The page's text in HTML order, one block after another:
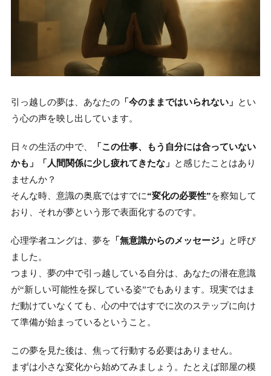
引っ越しの夢は、あなたの「今のままではいられない」
とい
う心の声を映し出しています。
日々の生活の中で、
「この仕事、もう自分には合っていない
かも」「人間関係に少し疲れてきたな」
と感じたことはあり
ませんか？
そんな時、意識の奥底ではすでに“変化の必要性”を察知して
おり、それが夢という形で表面化するのです。
心理学者ユングは、夢を 「無意識からのメッセージ」
と呼び
ました。
つまり、夢の中で引っ越している自分は、あなたの潜在意識
が“新しい可能性を探している姿”でもあります。現実ではま
だ動けていなくても、心の中ではすでに次のステップに向け
て準備が始まっているということ。
この夢を見た後は、焦って行動する必要はありません。
まずは小さな変化から始めてみましょう。たとえば部屋の模